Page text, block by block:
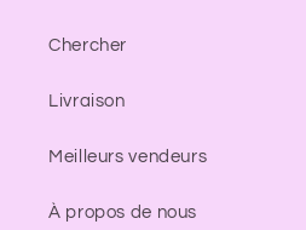
Chercher
Livraison
Meilleurs vendeurs
À propos de nous